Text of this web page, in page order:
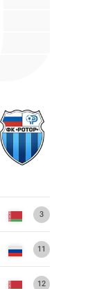
3
11
12